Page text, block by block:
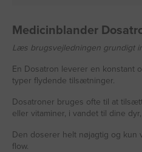
Medicinblander
Læs brugsvejledningen grundigt
En Dosatron leverer en konstant
typer flydende tilsætninger.
Dosatroner bruges ofte til at
eller vitaminer, i vandet til dine
Den doserer helt nøjagtig og
flow.